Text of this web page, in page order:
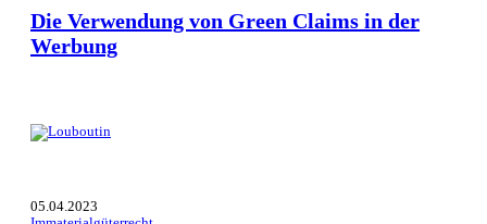
Die Verwendung von Green Claims in der
Werbung
05.04.2023